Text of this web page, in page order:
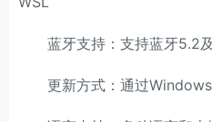
蓝牙支持：支持蓝牙5.2
更新方式：通过Windows